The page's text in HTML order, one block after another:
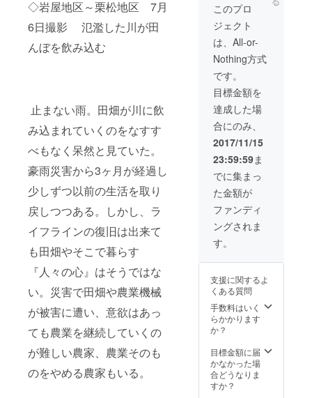
◇岩屋地区～栗松地区 7月
6日撮影 氾濫した川が田
んぼを飲み込む
止まない雨。田畑が川に飲
み込まれていくのをなすす
べもなく呆然と見ていた。
豪雨災害から3ヶ月が経過し
少しずつ以前の生活を取り
戻しつつある。しかし、ラ
イフラインの復旧は出来て
も田畑やそこで暮らす
『人々の心』はそうではな
い。災害で田畑や農業機械
が被害に遭い、意欲はあっ
ても農業を継続していくの
が難しい農家、農業そのも
のをやめる農家もいる。
ている
お米も
自分で
作った
となれ
ばまた
子様の
食育に
もどう
です
か？ ※
田植え
は6月上
旬・稲
刈りは9
月中旬
を予定
してお
りま
希望者
のみと
なりま
す。
米」と
しても
有名。
だまさ
れない
から食
【農業
体験に
つい
て】 地
元住民
と一緒
にお米
を作っ
てみま
せん
か？普
段食べ
ている
作った
ばまた
格別で
す。お
子様の
食育に
です
か？ ※
田植え
は6月上
このプロ
ジェクト
は、All-or-
Nothing方式
です。
目標金額を
達成した場
合にのみ、
2017/11/15
23:59:59ま
でに集まっ
た金額が
ファンディ
ングされま
す。
支援に関するよ
くある質問
手数料はいく
らかかります
か？
目標金額に届
かなかった場
合どうなりま
すか？